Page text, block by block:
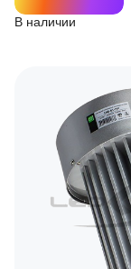
В наличии